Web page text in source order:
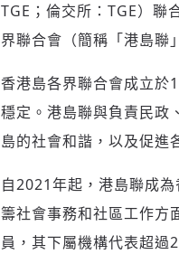
TGE；倫交所：TGE）
界聯合會（簡稱「港島聯
香港島各界聯合會成立於
穩定。港島聯與負責民政
島的社會和諧，以及促進
自2021年起，港島聯成
籌社會事務和社區工作方
員，其下屬機構代表超過